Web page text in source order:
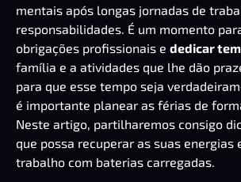
mentais após longas jornadas de
responsabilidades. É um momento
obrigações profissionais e dedicar
família e a atividades que lhe dão
para que esse tempo seja
é importante planear as férias de
Neste artigo, partilharemos consigo
que possa recuperar as suas energias
trabalho com baterias carregadas.